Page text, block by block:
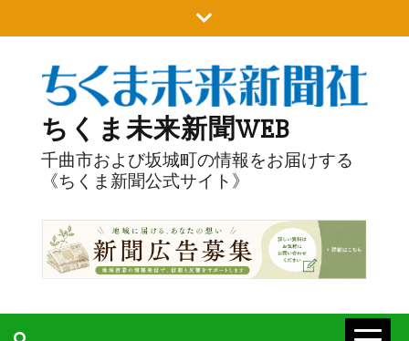
to
ちくま未来新聞WEB
千曲市および坂城町の情報をお届けする
《ちくま新聞公式サイト》